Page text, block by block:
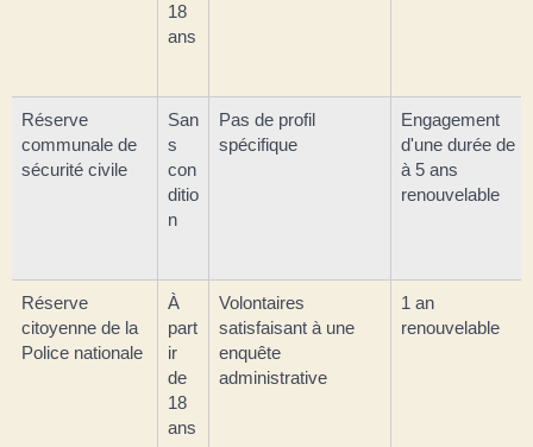
18
ans
Réserve
communale de
sécurité civile
San
s
con
ditio
n
Pas de profil
spécifique
Engagement
d'une durée de 1
à 5 ans
renouvelable
Réserve
citoyenne de la
Police nationale
À
part
ir
de
18
ans
Volontaires
satisfaisant à une
enquête
administrative
1 an
renouvelable